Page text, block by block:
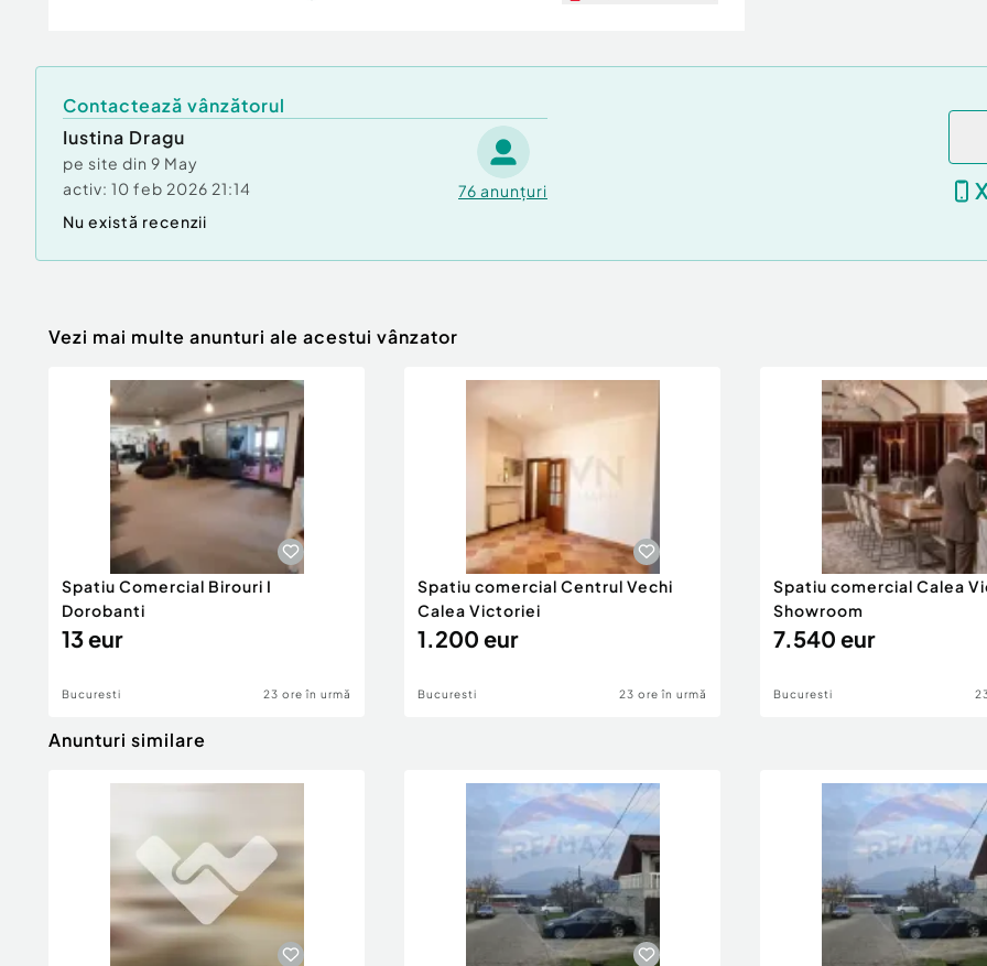
Număr Băi:1
Posibilitate parcare: Da
Curent
Apă
Canalizare
Contactează vânzătorul
Iustina Dragu
pe site din 9 May
activ: 10 feb 2026 21:14 76 anunțuri
Nu există recenzii
Vezi mai multe anunturi ale acestui vânzator
Spatiu Comercial Birouri I
Dorobanti
13 eur
Bucuresti 23 ore în urmă
Spatiu comercial Centrul Vechi
Calea Victoriei
1.200 eur
Bucuresti 23 ore în urmă
Spatiu comercial Calea
Showroom
7.540 eur
Bucuresti
Anunturi similare